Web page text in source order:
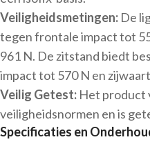
Veiligheidsmetingen: De
tegen frontale impact tot
961 N. De zitstand biedt
impact tot 570 N en
Veilig Getest: Het product
veiligheidsnormen en is
Specificaties en